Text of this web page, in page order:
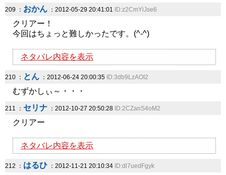
209 ： おかん ：2012-05-29 20:41:01 ID:z2CmYiJse6
クリアー！
今回はちょっと難しかったです。(^-^)
ネタバレ内容を表示
210 ： とん ：2012-06-24 20:00:35 ID:3db9LzAOI2
むずかしぃ～・・・
211 ： セリナ ：2012-10-27 20:50:28 ID:2CZanS4oM2
クリアー
ネタバレ内容を表示
212 ： はるひ ：2012-11-21 20:10:34 ID:dl7uedFgyk